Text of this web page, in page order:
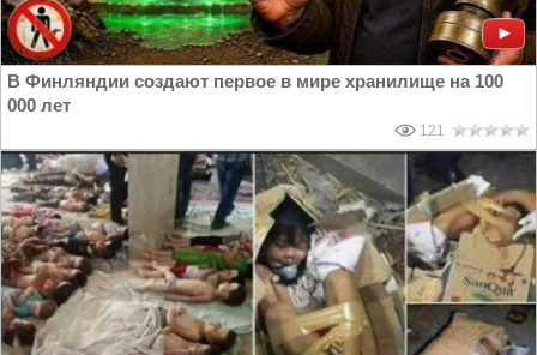
В Финляндии создают первое в мире хранилище на 100
000 лет
121